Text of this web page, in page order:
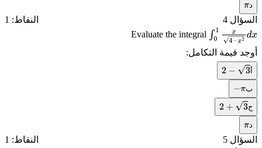
π
السؤال 4
النقاط: 1
Evaluate the integral∫0 1x4−x2dx
أوجد قيمة التكامل:
2 −3
ب
−π
ج
2 +3
π
السؤال 5
النقاط: 1